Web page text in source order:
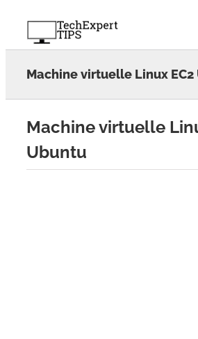
content
Machine virtuelle Linux EC2
Machine virtuelle
Ubuntu